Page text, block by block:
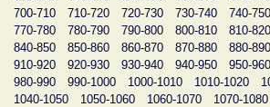
700-710
710-720 720-730 730-740 740-750
770-780
780-790 790-800 800-810 810-820
840-850
850-860 860-870 870-880 880-890
910-920
920-930 930-940 940-950 950-960
980-990
990-1000 1000-1010 1010-1020
1040-1050
1050-1060 1060-1070 1070-1080